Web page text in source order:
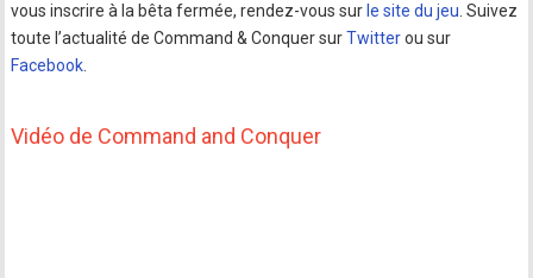
vous inscrire à la bêta fermée, rendez-vous sur le site du jeu . Suivez
toute l’actualité de Command & Conquer surTwitterou sur
Facebook
Vidéo de Command and Conquer